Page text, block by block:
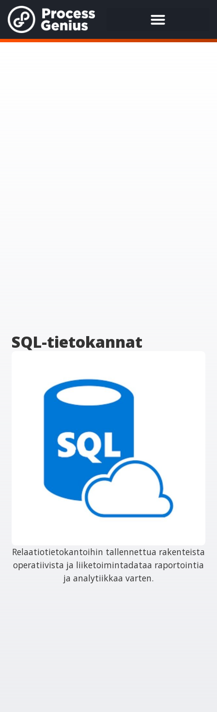
SQL-tietokannat
Relaatiotietokantoihin tallennettua rakenteista
operatiivista ja liiketoimintadataa raportointia
ja analytiikkaa varten.